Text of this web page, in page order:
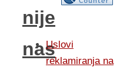
nije
nasUslovi
reklamiranja na